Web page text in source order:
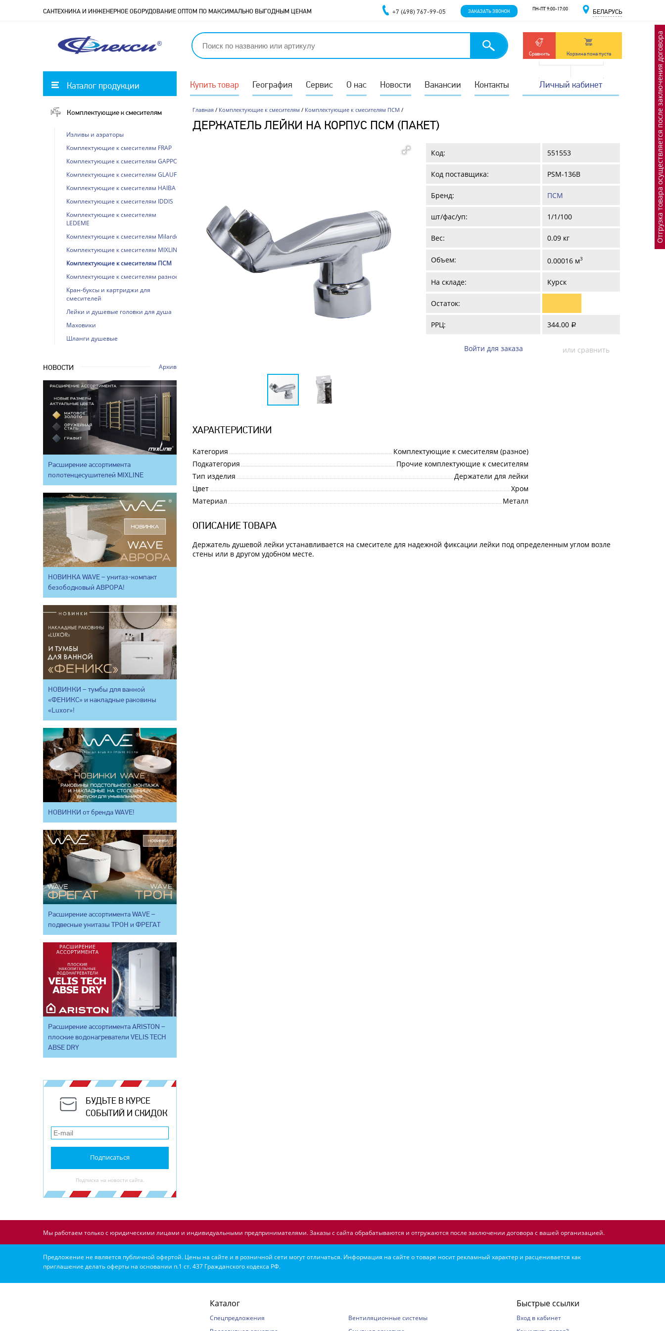
Каталог продукции Купить товар География Сервис О нас Новости Вакансии Контакты Личный кабинет
САНТЕХНИКА И ИНЖЕНЕРНОЕ ОБОРУДОВАНИЕ ОПТОМ ПО МАКСИМАЛЬНО ВЫГОДНЫМ ЦЕНАМ +7 (498) 767-99-05 ЗАКАЗАТЬ ЗВОНОК ПН-ПТ 9:00-17:00 БЕЛАРУСЬ
Сравнить Корзина пока пуста
Главная / Комплектующие к смесителям / Комплектующие к смесителям ПСМ /
ДЕРЖАТЕЛЬ ЛЕЙКИ НА КОРПУС ПСМ (ПАКЕТ)
Код: 551553
Код поставщика: PSM-136B
Бренд: ПСМ
шт/фас/уп: 1/1/100
Вес: 0.09 кг
Объем: 0.00016 м3
На складе: Курск
Остаток:
РРЦ: 344.00 a
Войти для заказа или сравнить
ХАРАКТЕРИСТИКИ
Категория
Комплектующие к смесителям (разное)
Подкатегория
Прочие комплектующие к смесителям
Тип изделия
Держатели для лейки
Цвет
Хром
Материал
Металл
ОПИСАНИЕ ТОВАРА
Держатель душевой лейки устанавливается на смесителе для надежной фиксации лейки под определенным углом возле
стены или в другом удобном месте.
Комплектующие к смесителям
Изливы и аэраторы
Комплектующие к смесителям FRAP
Комплектующие к смесителям GAPPO
Комплектующие к смесителям GLAUF
Комплектующие к смесителям HAIBA
Комплектующие к смесителям IDDIS
Комплектующие к смесителям
LEDEME
Комплектующие к смесителям Milardo
Комплектующие к смесителям MIXLINE
Комплектующие к смесителям ПСМ
Комплектующие к смесителям разное
Кран-буксы и картриджи для
смесителей
Лейки и душевые головки для душа
Маховики
Шланги душевые
НОВОСТИ Архив
Расширение ассортимента
полотенцесушителей MIXLINE
НОВИНКА WAVE – унитаз-компакт
безободковый АВРОРА!
НОВИНКИ – тумбы для ванной
«ФЕНИКС» и накладные раковины
«Luxor»!
НОВИНКИ от бренда WAVE!
Расширение ассортимента WAVE –
подвесные унитазы ТРОН и ФРЕГАТ
Расширение ассортимента ARISTON –
плоские водонагреватели VELIS TECH
ABSE DRY
БУДЬТЕ В КУРСЕ
СОБЫТИЙ И СКИДОК
Подписаться
Подписка на новости сайта.
Мы работаем только с юридическими лицами и индивидуальными предпринимателями. Заказы с сайта обрабатываются и отгружаются после заключении договора с вашей организацией.
Предложение не является публичной офертой. Цены на сайте и в розничной сети могут отличаться. Информация на сайте о товаре носит рекламный характер и расценивается как
приглашение делать оферты на основании п.1 ст. 437 Гражданского кодекса РФ.
Каталог
Спецпредложения
Вентиляционные системы
Быстрые ссылки
Вход в кабинет
Отгрузка товара осуществляется после заключения договора